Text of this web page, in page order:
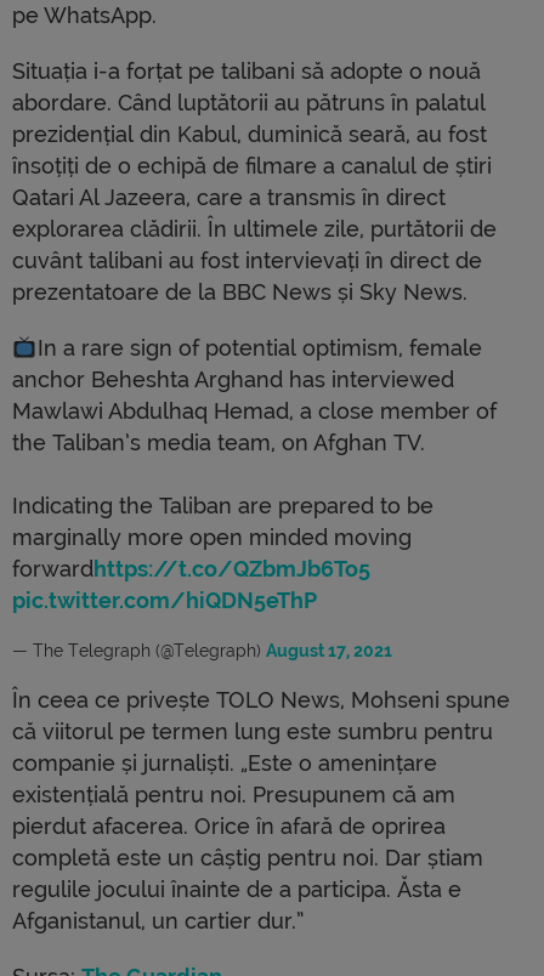
pe WhatsApp.
Situația i-a forțat pe talibani să adopte o nouă
abordare. Când luptătorii au pătruns în palatul
prezidențial din Kabul, duminică seară, au fost
însoțiți de o echipă de filmare a canalul de știri
Qatari Al Jazeera, care a transmis în direct
explorarea clădirii. În ultimele zile, purtătorii de
cuvânt talibani au fost intervievați în direct de
prezentatoare de la BBC News și Sky News.
In a rare sign of potential optimism, female
anchor Beheshta Arghand has interviewed
Mawlawi Abdulhaq Hemad, a close member of
the Taliban’s media team, on Afghan TV.
Indicating the Taliban are prepared to be
marginally more open minded moving
forwardhttps://t.co/QZbmJb6To5
pic.twitter.com/hiQDN5eThP
— The Telegraph (@Telegraph) August 17, 2021
În ceea ce privește TOLO News, Mohseni spune
că viitorul pe termen lung este sumbru pentru
companie și jurnaliști. „Este o amenințare
existențială pentru noi. Presupunem că am
pierdut afacerea. Orice în afară de oprirea
completă este un câștig pentru noi. Dar știam
regulile jocului înainte de a participa. Ăsta e
Afganistanul, un cartier dur.”